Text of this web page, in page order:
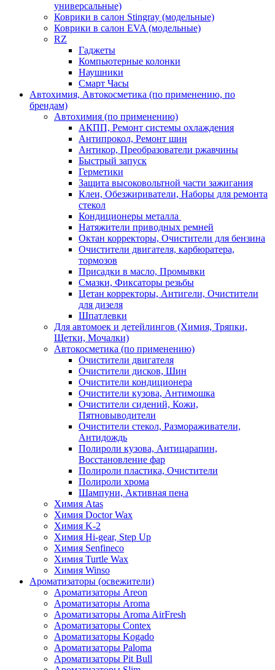
универсальные)
Коврики в салон Stingray (модельные)
Коврики в салон EVA (модельные)
RZ
Гаджеты
Компьютерные колонки
Наушники
Смарт Часы
Автохимия, Автокосметика (по применению, по
брендам)
Автохимия (по применению)
АКПП, Ремонт системы охлаждения
Антипрокол, Ремонт шин
Антикор, Преобразователи ржавчины
Быстрый запуск
Герметики
Защита высоковольтной части зажигания
Клеи, Обезжириватели, Наборы для ремонта
стекол
Кондиционеры металла
Натяжители приводных ремней
Октан корректоры, Очистители для бензина
Очистители двигателя, карбюратера,
тормозов
Присадки в масло, Промывки
Смазки, Фиксаторы резьбы
Цетан корректоры, Антигели, Очистители
для дизеля
Шпатлевки
Для автомоек и детейлингов (Химия, Тряпки,
Щетки, Мочалки)
Автокосметика (по применению)
Очистители двигателя
Очистители дисков, Шин
Очистители кондиционера
Очистители кузова, Антимошка
Очистители сидений, Кожи,
Пятновыводители
Очистители стекол, Размораживатели,
Антидождь
Полироли кузова, Антицарапин,
Восстановление фар
Полироли пластика, Очистители
Полироли хрома
Шампуни, Активная пена
Химия Atas
Химия Doctor Wax
Химия K-2
Химия Hi-gear, Step Up
Химия Senfineco
Химия Turtle Wax
Химия Winso
Ароматизаторы (освежители)
Ароматизаторы Areon
Ароматизаторы Aroma
Ароматизаторы Aroma AirFresh
Ароматизаторы Contex
Ароматизаторы Kogado
Ароматизаторы Paloma
Ароматизаторы Pit Bull